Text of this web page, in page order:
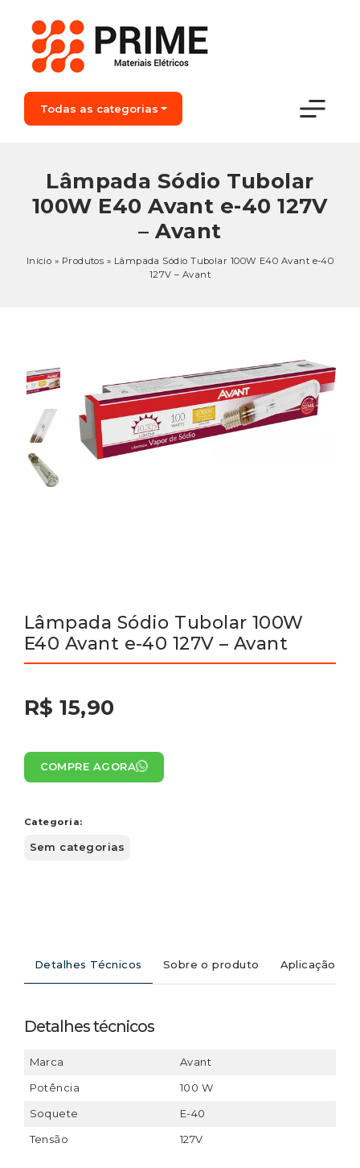
Todas as categorias
Lâmpada Sódio Tubolar
100W E40 Avant e-40 127V
– Avant
Início » Produtos » Lâmpada Sódio Tubolar 100W E40 Avant e-40
127V – Avant
Lâmpada Sódio Tubolar 100W
E40 Avant e-40 127V – Avant
R$ 15,90
COMPRE AGORA
Categoria:
Sem categorias
Detalhes Técnicos Sobre o produto Aplicação
Detalhes técnicos
Marca
Avant
Potência
100 W
Soquete
E-40
Tensão
127V